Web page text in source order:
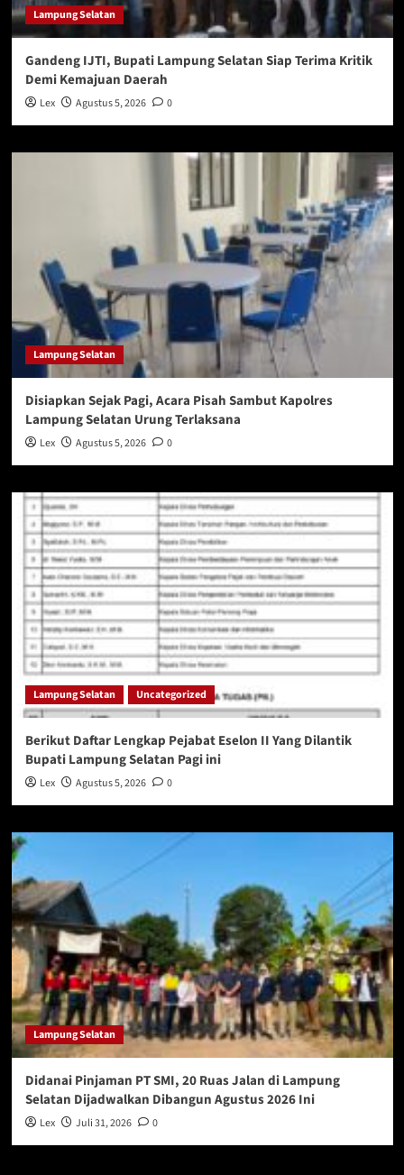
Lampung Selatan
Gandeng IJTI, Bupati Lampung Selatan Siap Terima Kritik
Demi Kemajuan Daerah
Lex Agustus 5, 2026 0
Lampung Selatan
Disiapkan Sejak Pagi, Acara Pisah Sambut Kapolres
Lampung Selatan Urung Terlaksana
Lex Agustus 5, 2026 0
Lampung Selatan Uncategorized
Berikut Daftar Lengkap Pejabat Eselon II Yang Dilantik
Bupati Lampung Selatan Pagi ini
Lex Agustus 5, 2026 0
Lampung Selatan
Didanai Pinjaman PT SMI, 20 Ruas Jalan di Lampung
Selatan Dijadwalkan Dibangun Agustus 2026 Ini
Lex Juli 31, 2026 0